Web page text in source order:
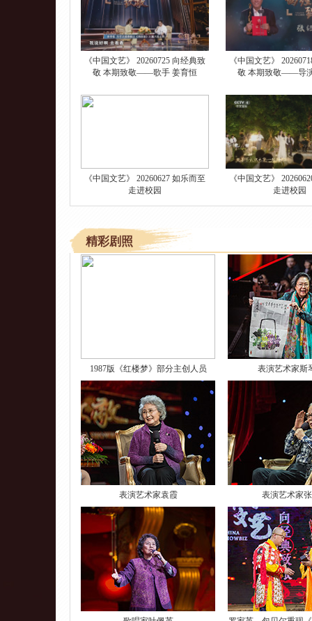
《中国文艺》 20260725 向经典致
敬 本期致敬——歌手 姜育恒
《中国文艺》
敬 本期致敬——导
《中国文艺》 20260627 如乐而至
走进校园
《中国文艺》
走进校园
精彩剧照
1987版《红楼梦》部分主创人员 表演艺术家斯
表演艺术家袁霞 表演艺术家